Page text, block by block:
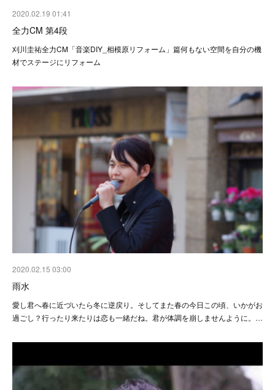
2020.02.19 01:41
全力CM 第4段
刈川圭祐全力CM「音楽DIY_相模原リフォーム」篇何もない空間を自分の機
材でステージにリフォーム
2020.02.15 03:00
雨水
愛し君へ春に近づいたら冬に逆戻り。そしてまた春の今日この頃、いかがお
過ごし？行ったり来たりは恋も一緒だね。君が体調を崩しませんように。…